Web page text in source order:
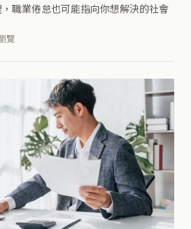
職業倦怠也可能指向你想解決的社會
覽